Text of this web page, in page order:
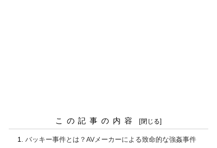
この記事の内容
バッキー事件とは？AVメーカーによる致命的な強姦事件